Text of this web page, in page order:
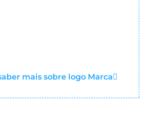
mais sobre logo Marca